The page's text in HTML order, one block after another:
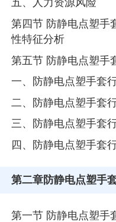
第四节 防静电点塑手
性特征分析
第五节 防静电点塑手
一、防静电点塑手套
二、防静电点塑手套
三、防静电点塑手套
四、防静电点塑手套
第二章防静电点塑手
第一节 防静电点塑手